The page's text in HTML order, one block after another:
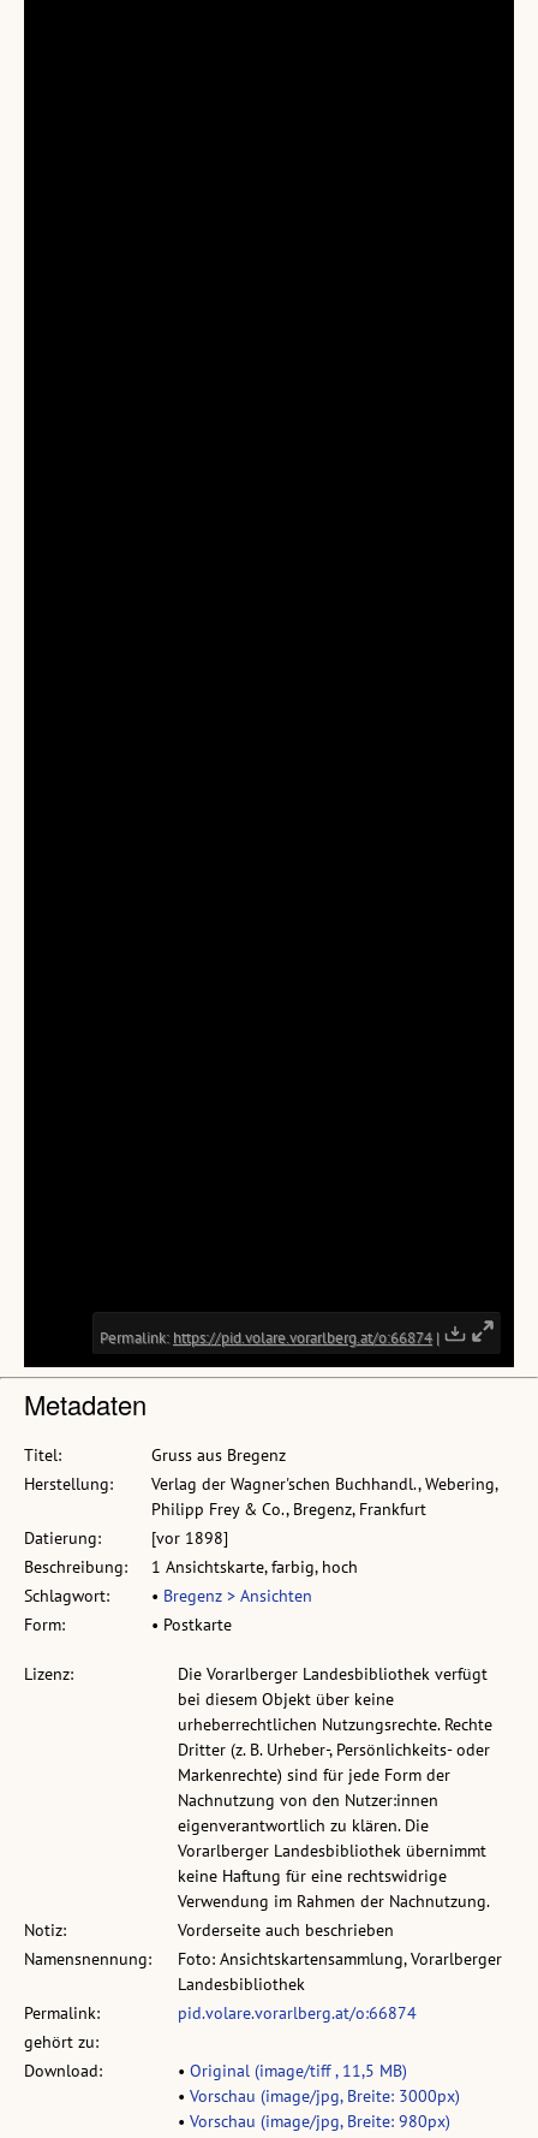
Metadaten
Titel:
Gruss aus Bregenz
Herstellung:
Verlag der Wagner'schen Buchhandl., Webering,
Philipp Frey & Co., Bregenz, Frankfurt
Datierung:
[vor 1898]
Beschreibung:
1 Ansichtskarte, farbig, hoch
Schlagwort:
• Bregenz > Ansichten
Form:
• Postkarte
Lizenz:
Die Vorarlberger Landesbibliothek verfügt
bei diesem Objekt über keine
urheberrechtlichen Nutzungsrechte. Rechte
Dritter (z. B. Urheber-, Persönlichkeits- oder
Markenrechte) sind für jede Form der
Nachnutzung von den Nutzer:innen
eigenverantwortlich zu klären. Die
Vorarlberger Landesbibliothek übernimmt
keine Haftung für eine rechtswidrige
Verwendung im Rahmen der Nachnutzung.
Notiz:
Vorderseite auch beschrieben
Namensnennung:
Foto: Ansichtskartensammlung, Vorarlberger
Landesbibliothek
Permalink:
pid.volare.vorarlberg.at/o:66874
gehört zu:
Download:
• Original (image/tiff , 11,5 MB)
• Vorschau (image/jpg, Breite: 3000px)
• Vorschau (image/jpg, Breite: 980px)